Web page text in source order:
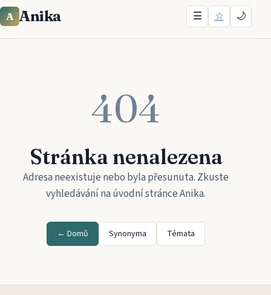
A Anika ☰ ☆ 🌙
404
Stránka nenalezena
Adresa neexistuje nebo byla přesunuta. Zkuste
vyhledávání na úvodní stránceAnika.
← Domů Synonyma Témata